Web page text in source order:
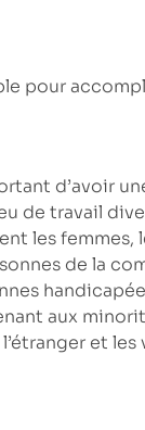
pour
d’avoir
de travail
les femmes,
de la
aux
et les